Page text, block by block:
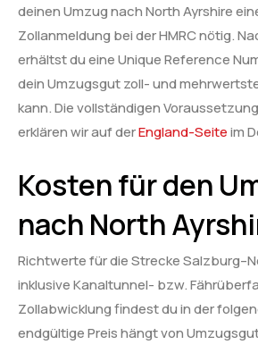
deinen Umzug nach North Ayrshire
Zollanmeldung bei der HMRC nötig.
erhältst du eine Unique Reference
dein Umzugsgut zoll- und
kann. Die vollständigen
erklären wir auf derEngland-Seiteim
Kosten für den
nach North
Richtwerte für die Strecke
inklusive Kanaltunnel- bzw.
Zollabwicklung findest du in der
endgültige Preis hängt von